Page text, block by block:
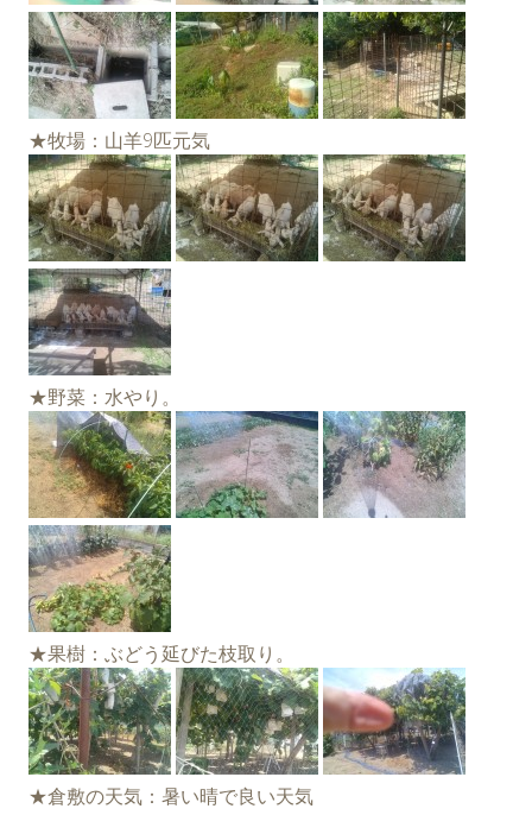
★牧場：山羊9匹元気
★野菜：水やり。
★果樹：ぶどう延びた枝取り。
★倉敷の天気：暑い晴で良い天気